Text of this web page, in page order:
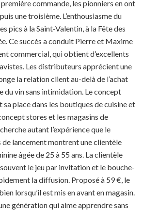
commande, les pionniers en ont
une troisième. L’enthousiasme du
pics à la Saint-Valentin, à la Fête des
Ce succès a conduit Pierre et Maxime
commercial, qui obtient d’excellents
Les distributeurs apprécient une
la relation client au-delà de l’achat
du vin sans intimidation. Le concept
place dans les boutiques de cuisine et
stores et les magasins de
autant l’expérience que le
de lancement montrent une clientèle
âgée de 25 à 55 ans. La clientèle
le jeu par invitation et le bouche-
la diffusion. Proposé à 59 €, le
lorsqu’il est mis en avant en magasin.
génération qui aime apprendre sans